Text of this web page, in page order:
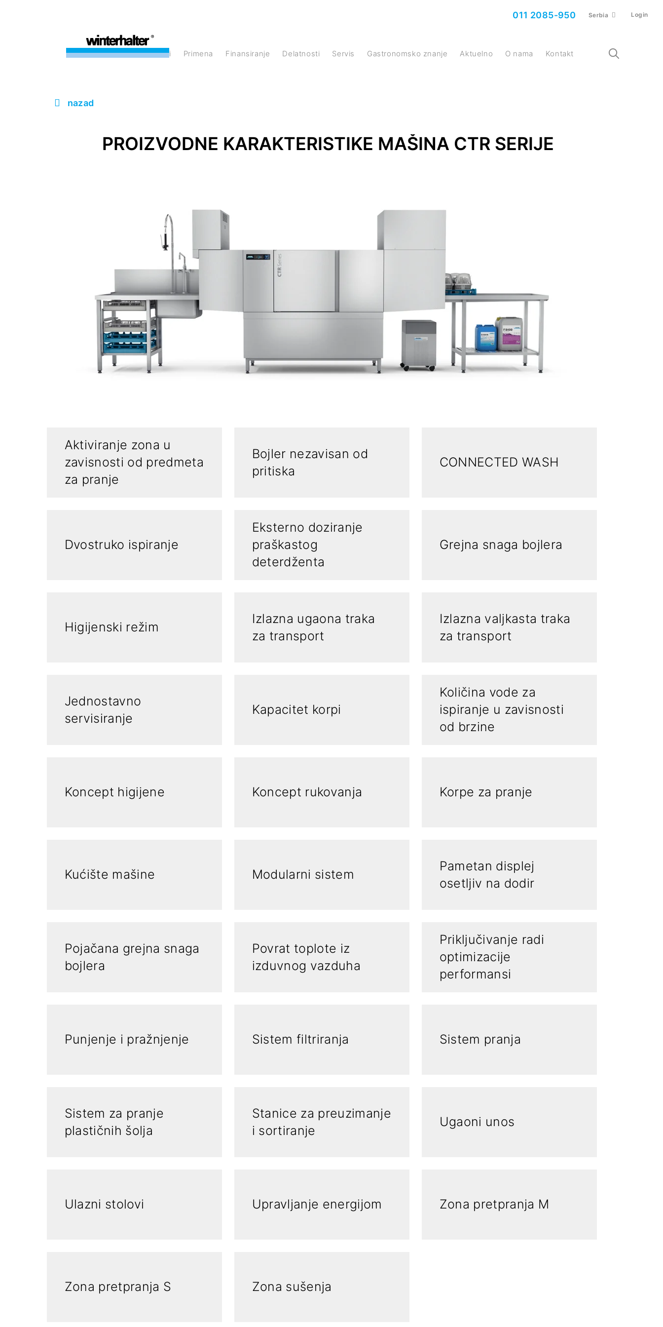
011 2085-950 Serbia Login
Proizvodi Primena Finansiranje Delatnosti Servis Gastronomsko znanje Aktuelno O nama Kontakt
nazad
PROIZVODNE KARAKTERISTIKE MAŠINA CTR SERIJE
Aktiviranje zona u
zavisnosti od predmeta
za pranje
Bojler nezavisan od
pritiska
CONNECTED WASH
Dvostruko ispiranje
Eksterno doziranje
praškastog
deterdženta
Grejna snaga bojlera
Higijenski režim
Izlazna ugaona traka
za transport
Izlazna valjkasta traka
za transport
Jednostavno
servisiranje
Kapacitet korpi
Količina vode za
ispiranje u zavisnosti
od brzine
Koncept higijene Koncept rukovanja Korpe za pranje
Kućište mašine Modularni sistem
Pametan displej
osetljiv na dodir
Pojačana grejna snaga
bojlera
Povrat toplote iz
izduvnog vazduha
Priključivanje radi
optimizacije
performansi
Punjenje i pražnjenje Sistem filtriranja Sistem pranja
Sistem za pranje
plastičnih šolja
Stanice za preuzimanje
i sortiranje
Ugaoni unos
Ulazni stolovi Upravljanje energijom Zona pretpranja M
Zona pretpranja S Zona sušenja